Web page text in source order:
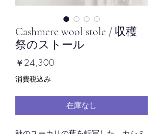
Cashmere wool stole / 収穫
祭のストール
￥24,300
消費税込み
在庫なし